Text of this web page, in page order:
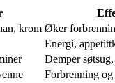
krom Øker
Energi,
Demper
Forbrenning